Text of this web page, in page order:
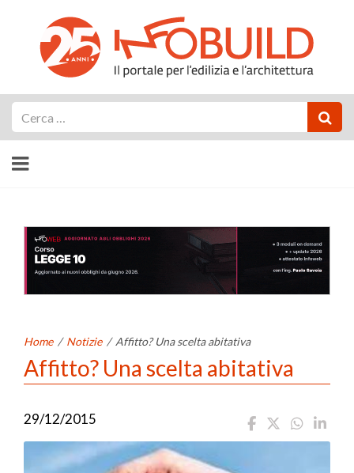
Home / Notizie / Affitto? Una scelta abitativa
Affitto? Una scelta abitativa
29/12/2015